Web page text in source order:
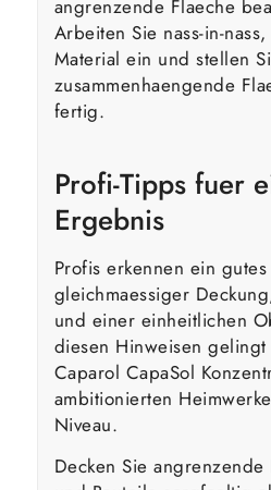
angrenzende Flaeche
Arbeiten Sie nass-in-
Material ein und stellen
zusammenhaengende
fertig.
Profi-Tipps fuer
Ergebnis
Profis erkennen ein
gleichmaessiger
und einer einheitlichen
diesen Hinweisen
Caparol CapaSol
ambitionierten
Niveau.
Decken Sie